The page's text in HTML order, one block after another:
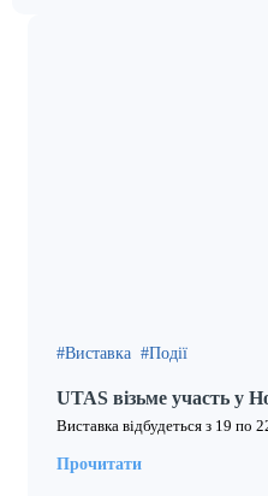
Виставка Події
UTAS візьме участь у
Виставка відбудеться з 19 по
Прочитати